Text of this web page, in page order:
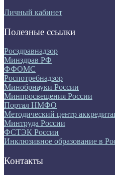
Личный кабинет
Полезные ссылки
Росздравнадзор
Минздрав РФ
ФФОМС
Роспотребнадзор
Минобрнауки России
Минпросвещения России
Портал НМФО
Методический центр
Минтруда России
ФСТЭК России
Инклюзивное образование в
Контакты